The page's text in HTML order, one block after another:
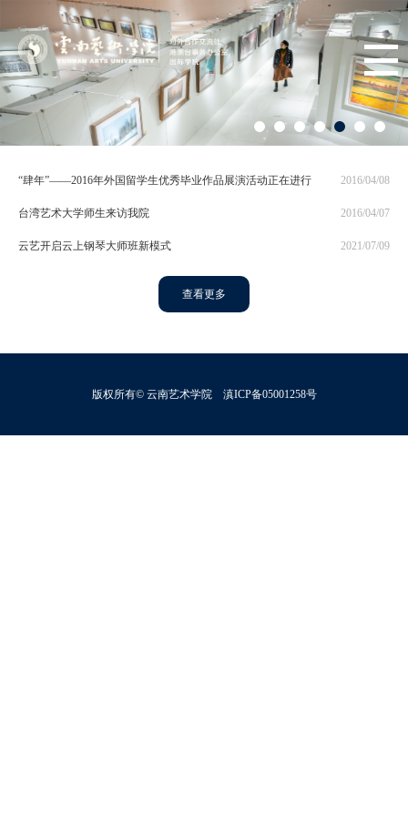
2016/04/08
“肆年”——2016年外国留学生优秀毕业作品展演活动正在进行
2016/04/07
台湾艺术大学师生来访我院
2021/07/09
云艺开启云上钢琴大师班新模式
查看更多
版权所有© 云南艺术学院 滇ICP备05001258号